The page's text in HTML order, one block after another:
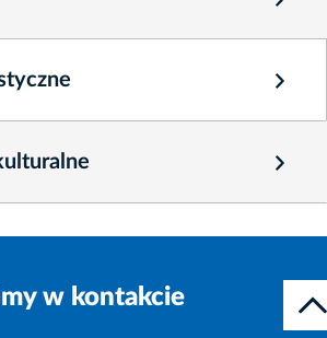
w kontakcie